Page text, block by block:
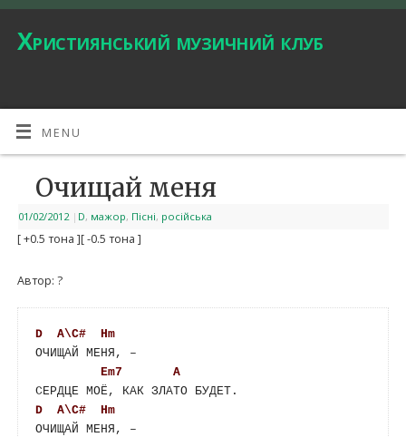
Християнський музичний клуб
MENU
Очищай меня
01/02/2012 | D, мажор, Пісні, російська
[ +0.5 тона ][ -0.5 тона ]
Автор: ?
D A\C#
Hm
ОЧИЩАЙ МЕНЯ, –
Em7
A
D
A\C#
Hm
ОЧИЩАЙ МЕНЯ, –